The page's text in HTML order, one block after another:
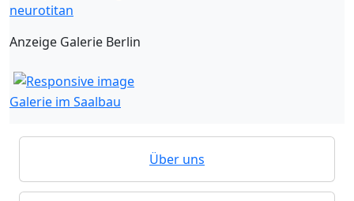
neurotitan
Anzeige Galerie Berlin
Galerie im Saalbau
Über uns